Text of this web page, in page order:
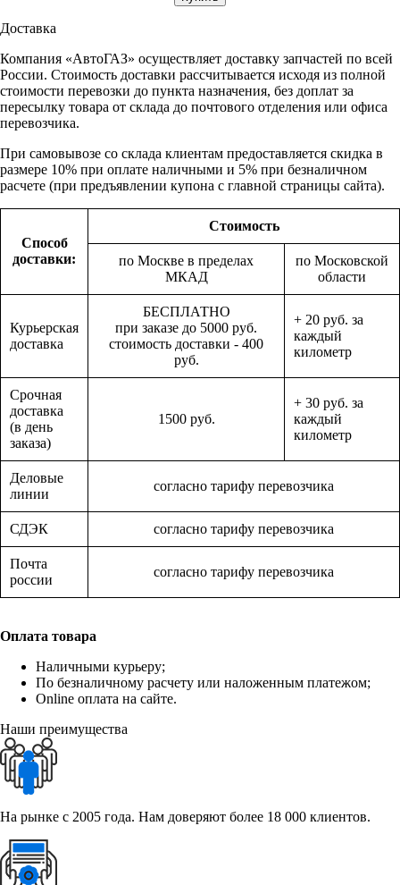
Доставка
Компания «АвтоГАЗ» осуществляет доставку запчастей по всей
России. Стоимость доставки рассчитывается исходя из полной
стоимости перевозки до пункта назначения, без доплат за
пересылку товара от склада до почтового отделения или офиса
перевозчика.
При самовывозе со склада клиентам предоставляется скидка в
размере 10% при оплате наличными и 5% при безналичном
расчете (при предъявлении купона с главной страницы сайта).
Способ
доставки:
Стоимость
по Москве в пределах
МКАД
по Московской
области
Курьерская
доставка
БЕСПЛАТНО
при заказе до 5000 руб.
стоимость доставки - 400
руб.
+ 20 руб. за
каждый
километр
Срочная
доставка
(в день
заказа)
1500 руб.
+ 30 руб. за
каждый
километр
Деловые
линии
согласно тарифу перевозчика
СДЭК согласно тарифу перевозчика
Почта
россии
согласно тарифу перевозчика
Оплата товара
Наличными курьеру;
По безналичному расчету или наложенным платежом;
Online оплата на сайте.
Наши преимущества
На рынке с 2005 года. Нам доверяют более 18 000 клиентов.